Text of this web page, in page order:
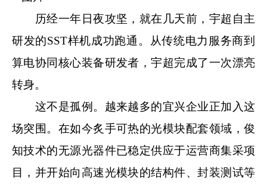
历经一年日夜攻坚，就在几天前，宇超自主
研发的SST样机成功跑通。从传统电力服务商到
算电协同核心装备研发者，宇超完成了一次漂亮
转身。
这不是孤例。越来越多的宜兴企业正加入这
场突围。在如今炙手可热的光模块配套领域，俊
知技术的无源光器件已稳定供应于运营商集采项
目，并开始向高速光模块的结构件、封装测试等